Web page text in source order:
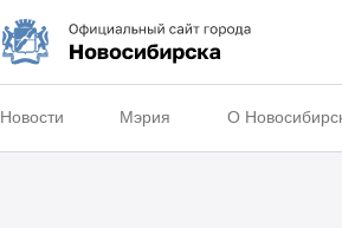
Новости Мэрия О